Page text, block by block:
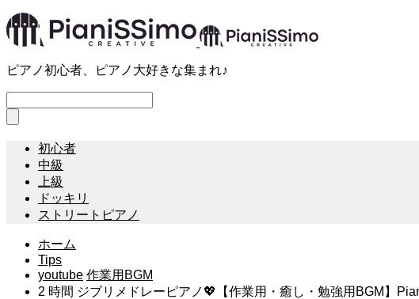
ピアノ初心者、ピアノ大好きな集まれ♪
初心者
中級
上級
ドッキリ
ストリートピアノ
ホーム
Tips
youtube 作業用BGM
2 時間 ジブリメドレーピアノ💖【作業用・癒し・勉強用BGM】